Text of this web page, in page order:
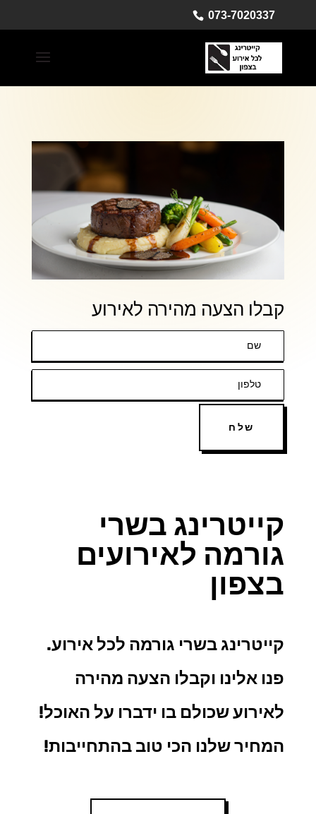
073-7020337
קבלו הצעה מהירה לאירוע
שלח
קייטרינג בשרי
גורמה לאירועים
בצפון
קייטרינג בשרי גורמה לכל אירוע.
פנו אלינו וקבלו הצעה מהירה
לאירוע שכולם בו ידברו על האוכל!
המחיר שלנו הכי טוב בהתחייבות!